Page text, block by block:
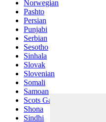
Norwegian
Pashto
Persian
Punjabi
Serbian
Sesotho
Sinhala
Slovak
Slovenian
Somali
Samoan
Scots Gaelic
Shona
Sindhi